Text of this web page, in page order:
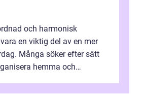
och harmonisk
en viktig del av en mer
Många söker efter sätt
hemma och